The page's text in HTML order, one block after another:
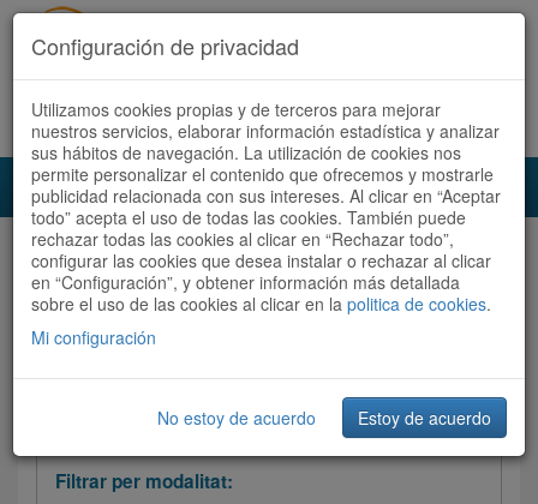
Accedeix Registra't ara Español Català
Audioruta Totes les rutes
Totes les rutes Ordenar per:Més recents/ Dificultat
Filtrar les rutes
Filtrar per modalitat:
Configuración de privacidad
Utilizamos cookies propias y de terceros para mejorar
nuestros servicios, elaborar información estadística y analizar
sus hábitos de navegación. La utilización de cookies nos
permite personalizar el contenido que ofrecemos y mostrarle
publicidad relacionada con sus intereses. Al clicar en “Aceptar
todo” acepta el uso de todas las cookies. También puede
rechazar todas las cookies al clicar en “Rechazar todo”,
configurar las cookies que desea instalar o rechazar al clicar
en “Configuración”, y obtener información más detallada
sobre el uso de las cookies al clicar en la politica de cookies.
Mi configuración
No estoy de acuerdo Estoy de acuerdo